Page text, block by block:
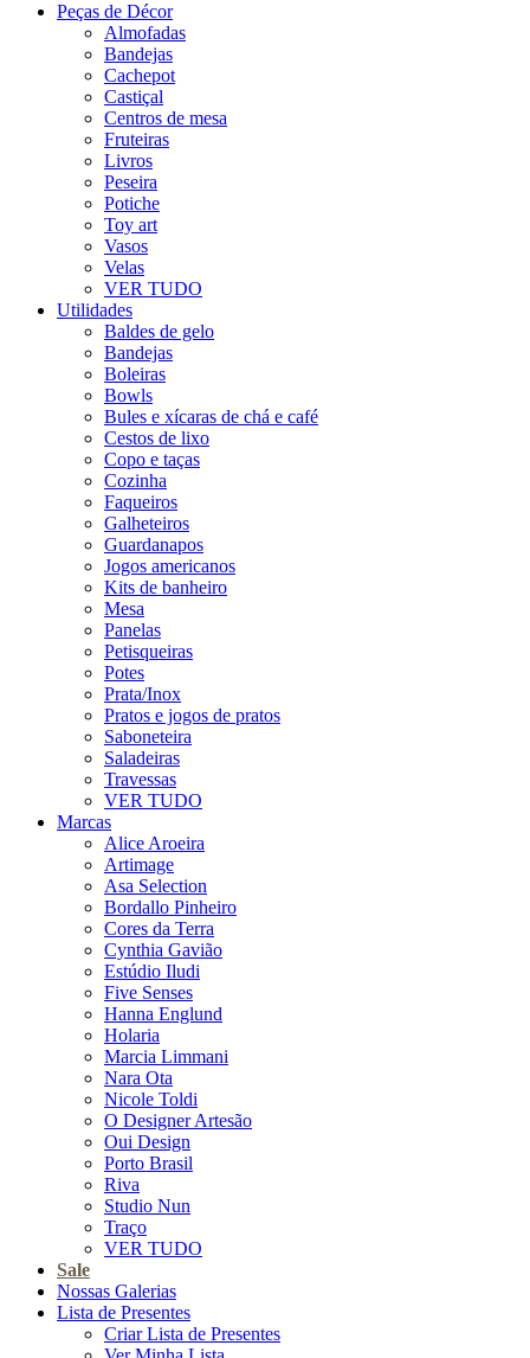
Peças de Décor
Almofadas
Bandejas
Cachepot
Castiçal
Centros de mesa
Fruteiras
Livros
Peseira
Potiche
Toy art
Vasos
Velas
VER TUDO
Utilidades
Baldes de gelo
Bandejas
Boleiras
Bowls
Bules e xícaras de chá e café
Cestos de lixo
Copo e taças
Cozinha
Faqueiros
Galheteiros
Guardanapos
Jogos americanos
Kits de banheiro
Mesa
Panelas
Petisqueiras
Potes
Prata/Inox
Pratos e jogos de pratos
Saboneteira
Saladeiras
Travessas
VER TUDO
Marcas
Alice Aroeira
Artimage
Asa Selection
Bordallo Pinheiro
Cores da Terra
Cynthia Gavião
Estúdio Iludi
Five Senses
Hanna Englund
Holaria
Marcia Limmani
Nara Ota
Nicole Toldi
O Designer Artesão
Oui Design
Porto Brasil
Riva
Studio Nun
Traço
VER TUDO
Sale
Nossas Galerias
Lista de Presentes
Criar Lista de Presentes